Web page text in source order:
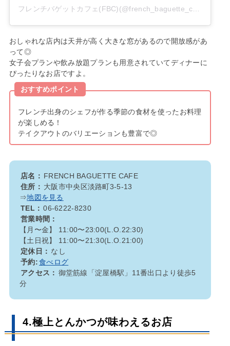
おしゃれな店内は天井が高く大きな窓があるので開放感があ
って◎
女子会プランや飲み放題プランも用意されていてディナーに
ぴったりなお店ですよ。
おすすめポイント
フレンチ出身のシェフが作る季節の食材を使ったお料理
が楽しめる！
テイクアウトのバリエーションも豊富で◎
店名： FRENCH BAGUETTE CAFE
住所： 大阪市中央区淡路町3-5-13
⇒地図を見る
TEL： 06-6222-8230
営業時間：
【月〜金】 11:00〜23:00(L.O.22:30)
【土日祝】 11:00〜21:30(L.O.21:00)
定休日： なし
予約:食べログ
アクセス： 御堂筋線「淀屋橋駅」11番出口より徒歩5
分
4.極上とんかつが味わえるお店